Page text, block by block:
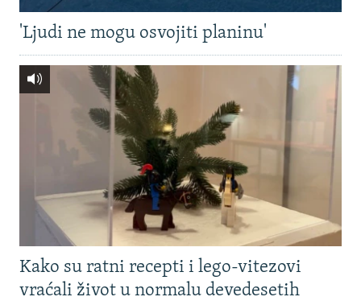
'Ljudi ne mogu osvojiti planinu'
Kako su ratni recepti i lego-vitezovi
vraćali život u normalu devedesetih